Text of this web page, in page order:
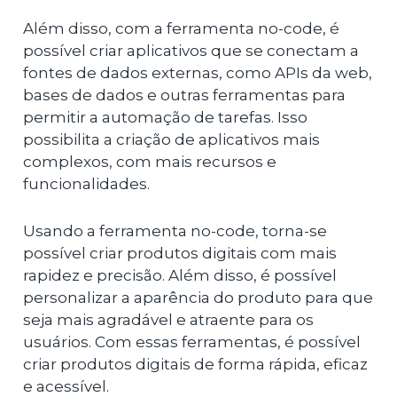
Além disso, com a ferramenta no-code, é
possível criar aplicativos que se conectam a
fontes de dados externas, como APIs da web,
bases de dados e outras ferramentas para
permitir a automação de tarefas. Isso
possibilita a criação de aplicativos mais
complexos, com mais recursos e
funcionalidades.
Usando a ferramenta no-code, torna-se
possível criar produtos digitais com mais
rapidez e precisão. Além disso, é possível
personalizar a aparência do produto para que
seja mais agradável e atraente para os
usuários. Com essas ferramentas, é possível
criar produtos digitais de forma rápida, eficaz
e acessível.